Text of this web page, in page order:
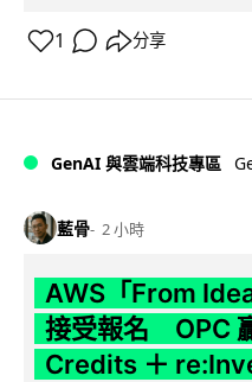
1 分享
GenAI 與雲端科技專區
藍骨 2 小時
AWS「From
接受報名 OPC
Credits ＋